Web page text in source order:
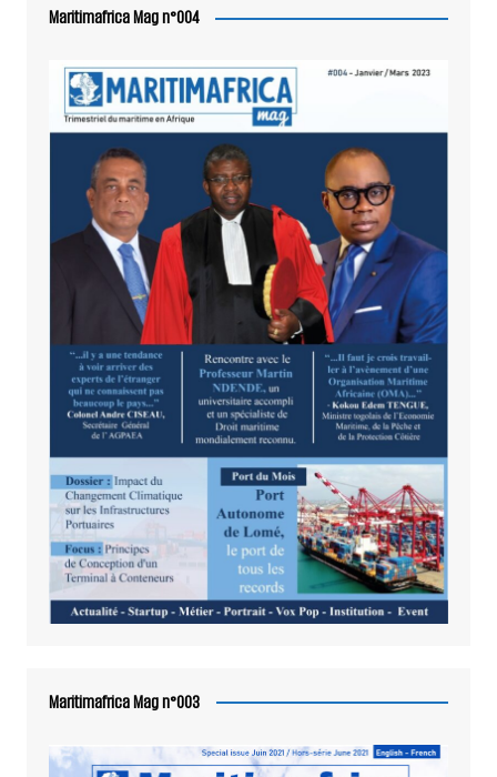
Maritimafrica Mag n°004
Maritimafrica Mag n°003